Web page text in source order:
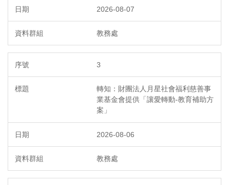
2026-08-07
教務處
3
轉知：財團法人月星社會福利慈善事
業基金會提供「讓愛轉動-教育補助方
案」
2026-08-06
教務處